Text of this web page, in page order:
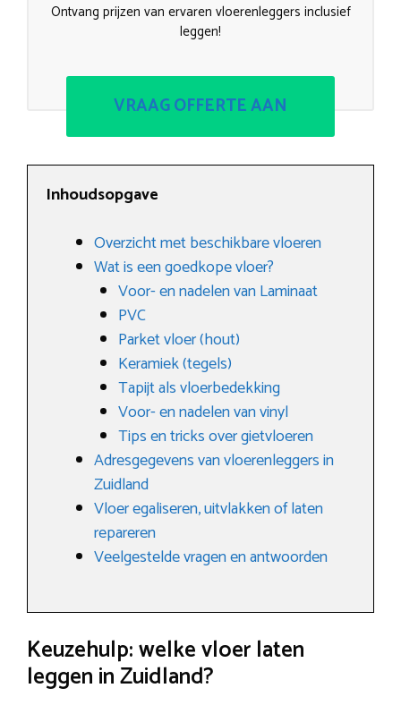
Ontvang prijzen van ervaren vloerenleggers inclusief
leggen!
VRAAG OFFERTE AAN
Inhoudsopgave
Overzicht met beschikbare vloeren
Wat is een goedkope vloer?
Voor- en nadelen van Laminaat
PVC
Parket vloer (hout)
Keramiek (tegels)
Tapijt als vloerbedekking
Voor- en nadelen van vinyl
Tips en tricks over gietvloeren
Adresgegevens van vloerenleggers in
Zuidland
Vloer egaliseren, uitvlakken of laten
repareren
Veelgestelde vragen en antwoorden
Keuzehulp: welke vloer laten
leggen in Zuidland?